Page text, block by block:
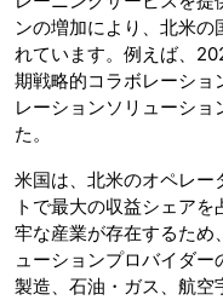
ンの増加により、北米の
れています。例えば、
期戦略的コラボレーショ
レーションソリューシ
た。
米国は、北米のオペレー
トで最大の収益シェア
牢な産業が存在するため
ューションプロバイダー
製造、石油・ガス、航空